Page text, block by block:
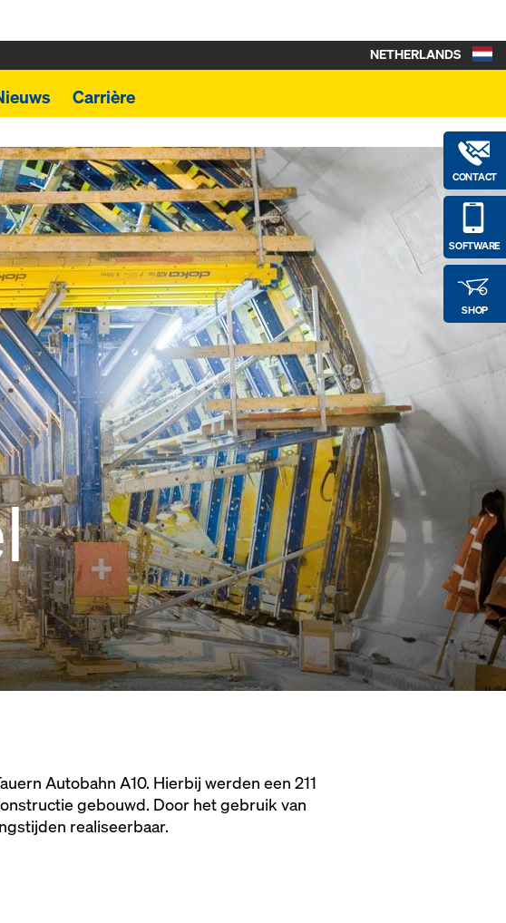
Carrière
CONTACT
SOFTWARE
SHOP
NETHERLANDS
Autobahn A10. Hierbij werden een 211
gebouwd. Door het gebruik van
realiseerbaar.